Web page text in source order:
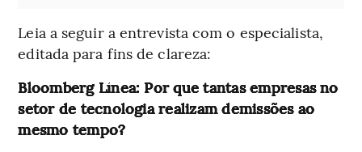
Leia a seguir a entrevista com o especialista,
editada para fins de clareza:
Bloomberg Línea: Por que tantas empresas no
setor de tecnologia realizam demissões ao
mesmo tempo?